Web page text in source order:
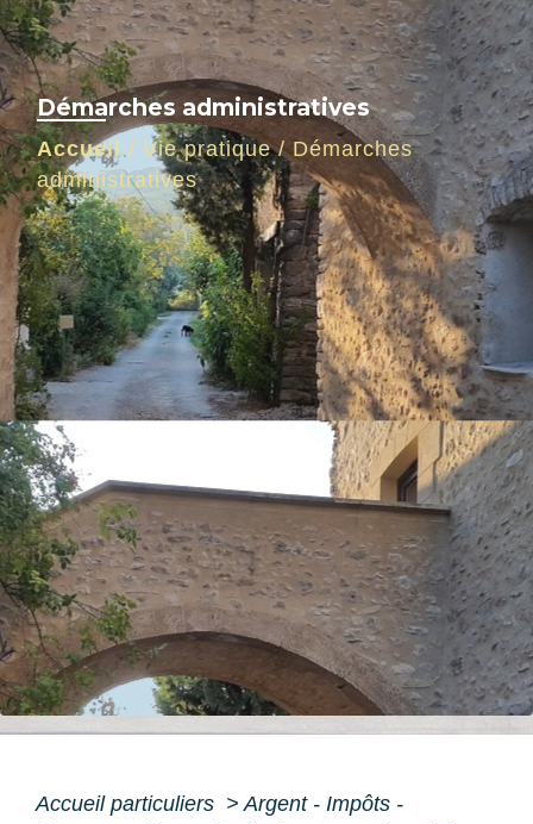
Démarches administratives
Accueil/ Vie pratique/Démarches
administratives
Accueil particuliers > Argent - Impôts -